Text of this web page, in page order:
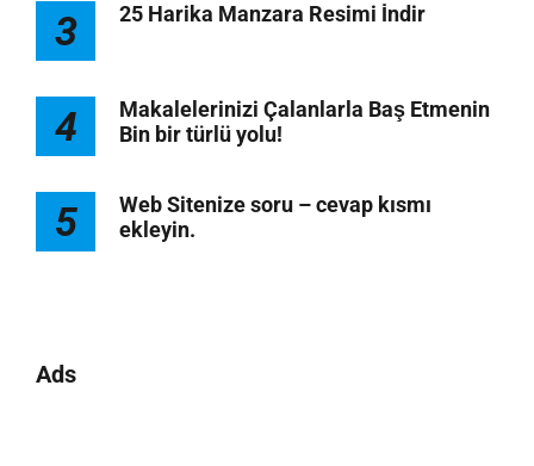
3 25 Harika Manzara Resimi İndir
4
Makalelerinizi Çalanlarla Baş Etmenin
Bin bir türlü yolu!
5
Web Sitenize soru – cevap kısmı
ekleyin.
Ads